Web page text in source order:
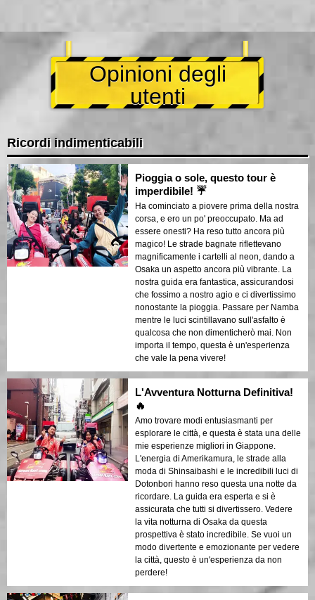
Opinioni degli
utenti
Ricordi indimenticabili
Pioggia o sole, questo tour è
imperdibile! ☔
Ha cominciato a piovere prima della nostra
corsa, e ero un po' preoccupato. Ma ad
essere onesti? Ha reso tutto ancora più
magico! Le strade bagnate riflettevano
magnificamente i cartelli al neon, dando a
Osaka un aspetto ancora più vibrante. La
nostra guida era fantastica, assicurandosi
che fossimo a nostro agio e ci divertissimo
nonostante la pioggia. Passare per Namba
mentre le luci scintillavano sull'asfalto è
qualcosa che non dimenticherò mai. Non
importa il tempo, questa è un'esperienza
che vale la pena vivere!
L'Avventura Notturna Definitiva!
🔥
Amo trovare modi entusiasmanti per
esplorare le città, e questa è stata una delle
mie esperienze migliori in Giappone.
L'energia di Amerikamura, le strade alla
moda di Shinsaibashi e le incredibili luci di
Dotonbori hanno reso questa una notte da
ricordare. La guida era esperta e si è
assicurata che tutti si divertissero. Vedere
la vita notturna di Osaka da questa
prospettiva è stato incredibile. Se vuoi un
modo divertente e emozionante per vedere
la città, questo è un'esperienza da non
perdere!